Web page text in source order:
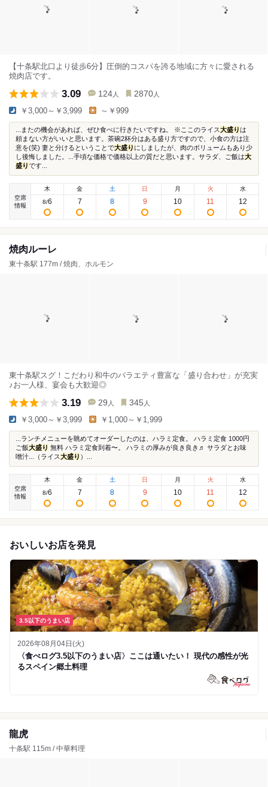
【十条駅北口より徒歩6分】圧倒的コスパを誇る地域に方々に愛される
焼肉店です。
3.09 124 人 2870 人
￥3,000～￥3,999 ～￥999
...またの機会があれば、ぜひ食べに行きたいですね。 ※ここのライス大盛りは
頼まない方がいいと思います。茶碗2杯分はある盛り方ですので、小食の方は注
意を(笑) 妻と分けるということで大盛り にしましたが、肉のボリュームもあり少
し後悔しました。...手頃な価格で価格以上の質だと思います。サラダ、ご飯は大
盛りです...
空席
情報
木
8/6
金
7
土
8
日
9
月
10
火
11
水
12
焼肉ルーレ
東十条駅 177m / 焼肉、ホルモン
東十条駅スグ！こだわり和牛のバラエティ豊富な「盛り合わせ」が充実
♪お一人様、宴会も大歓迎◎
3.19 29 人 345 人
￥3,000～￥3,999 ￥1,000～￥1,999
...ランチメニューを眺めてオーダーしたのは、ハラミ定食。 ハラミ定食 1000円
ご飯大盛り 無料 ハラミ定食到着〜。 ハラミの厚みが良き良き♬ サラダとお味
噌汁...（ライス大盛り ）...
空席
情報
木
8/6
金
7
土
8
日
9
月
10
火
11
水
12
おいしいお店を発見
3.5以下のうまい店
2026年08月04日(火)
〈食べログ3.5以下のうまい店〉ここは通いたい！ 現代の感性が光
るスペイン郷土料理
龍虎
十条駅 115m / 中華料理